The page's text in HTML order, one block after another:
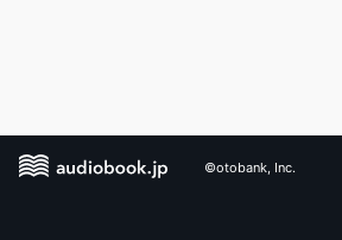
©otobank, Inc.